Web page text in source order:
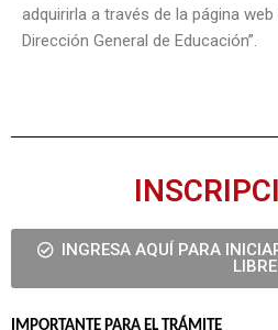
adquirirla a través de la página web
Dirección General de Educación”.
INGRESA AQUÍ PARA
LIBRE
IMPORTANTE PARA EL TRÁMITE